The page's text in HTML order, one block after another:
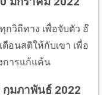
กวิถีทาง เพื่อจับตัว อ๊
อนสติให้กับเขา เพื่อ
การแก้แค้น
มภาพันธ์ 2022